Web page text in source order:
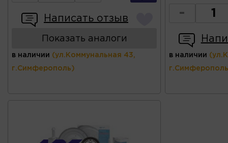
Написать отзыв
Показать аналоги
в наличии (ул.Коммунальная 43,
г.Симферополь)
-
в наличии